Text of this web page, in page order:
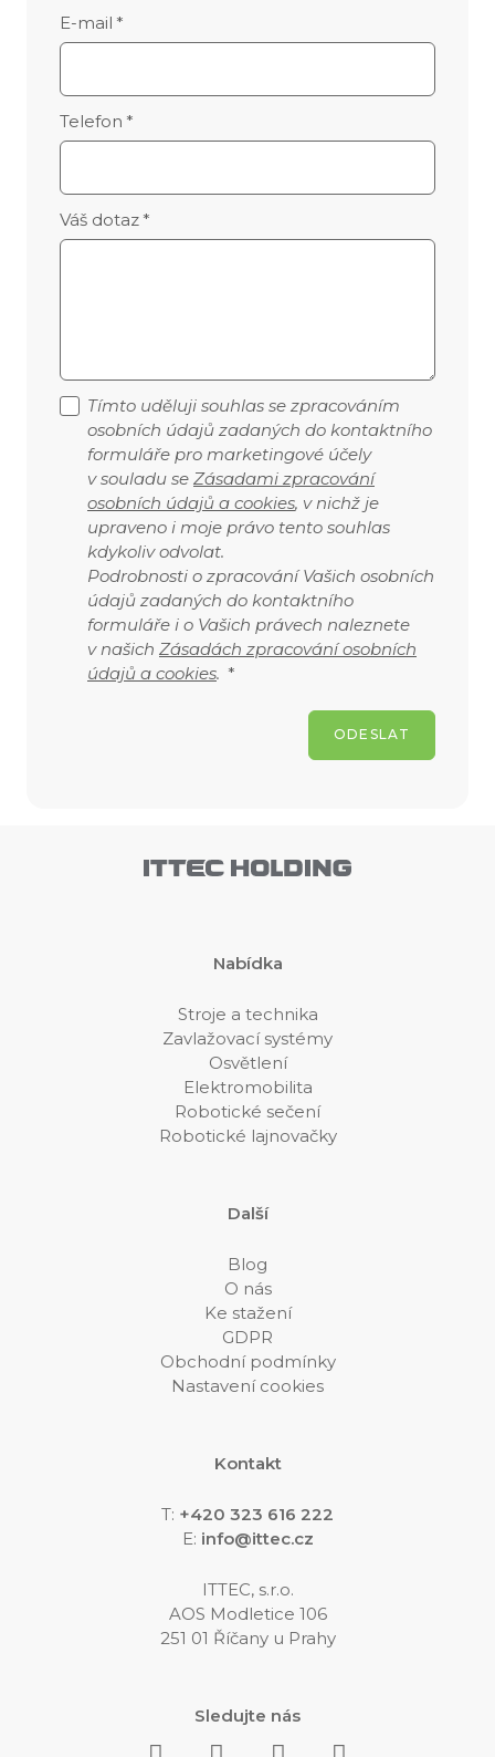
E-mail *
Telefon *
Váš dotaz *
Tímto uděluji souhlas se zpracováním
osobních údajů zadaných do kontaktního
formuláře pro marketingové účely
v souladu se Zásadami zpracování
osobních údajů a cookies, v nichž je
upraveno i moje právo tento souhlas
kdykoliv odvolat.
Podrobnosti o zpracování Vašich osobních
údajů zadaných do kontaktního
formuláře i o Vašich právech naleznete
v našich Zásadách zpracování osobních
údajů a cookies. *
ODESLAT
Nabídka
Stroje a technika
Zavlažovací systémy
Osvětlení
Elektromobilita
Robotické sečení
Robotické lajnovačky
Další
Blog
O nás
Ke stažení
GDPR
Obchodní podmínky
Nastavení cookies
Kontakt
T: +420 323 616 222
E: info@ittec.cz
ITTEC, s.r.o.
AOS Modletice 106
251 01 Říčany u Prahy
Sledujte nás